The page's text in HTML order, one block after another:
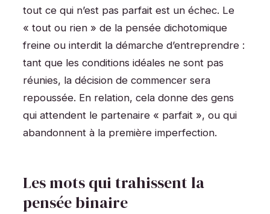
tout ce qui n’est pas parfait est un échec. Le
« tout ou rien » de la pensée dichotomique
freine ou interdit la démarche d’entreprendre :
tant que les conditions idéales ne sont pas
réunies, la décision de commencer sera
repoussée. En relation, cela donne des gens
qui attendent le partenaire « parfait », ou qui
abandonnent à la première imperfection.
Les mots qui trahissent la
pensée binaire